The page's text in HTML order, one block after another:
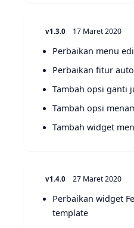
v1.3.0 17 Maret 2020
Perbaikan menu
Perbaikan fitur
Tambah opsi ganti
Tambah opsi
Tambah widget
v1.4.0 27 Maret 2020
Perbaikan widget
template